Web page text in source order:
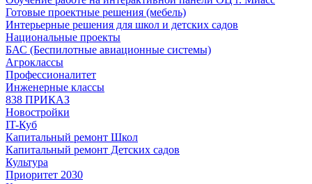
Готовые проектные решения (мебель)
Интерьерные решения для школ и детских садов
Национальные проекты
БАС (Беспилотные авиационные системы)
Агроклассы
Профессионалитет
Инженерные классы
838 ПРИКАЗ
Новостройки
IT-Куб
Капитальный ремонт Школ
Капитальный ремонт Детских садов
Культура
Приоритет 2030